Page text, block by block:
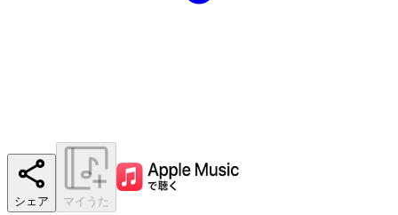
シェア マイうた